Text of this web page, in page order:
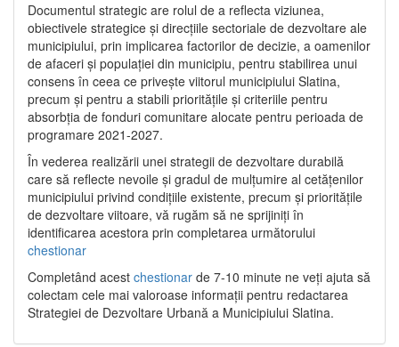
Documentul strategic are rolul de a reflecta viziunea,
obiectivele strategice și direcțiile sectoriale de dezvoltare ale
municipiului, prin implicarea factorilor de decizie, a oamenilor
de afaceri și populației din municipiu, pentru stabilirea unui
consens în ceea ce privește viitorul municipiului Slatina,
precum și pentru a stabili prioritățile și criteriile pentru
absorbția de fonduri comunitare alocate pentru perioada de
programare 2021-2027.
În vederea realizării unei strategii de dezvoltare durabilă
care să reflecte nevoile și gradul de mulțumire al cetățenilor
municipiului privind condițiile existente, precum și prioritățile
de dezvoltare viitoare, vă rugăm să ne sprijiniți în
identificarea acestora prin completarea următorului
chestionar
Completând acest chestionar de 7-10 minute ne veți ajuta să
colectam cele mai valoroase informații pentru redactarea
Strategiei de Dezvoltare Urbană a Municipiului Slatina.